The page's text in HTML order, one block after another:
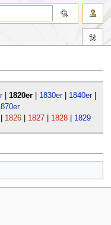
| 1820er| 1830er| 1840er|
1826| 1827| 1828| 1829